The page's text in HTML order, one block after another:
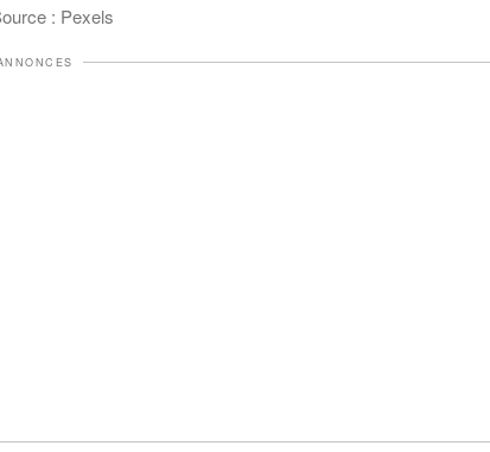
: Pexels